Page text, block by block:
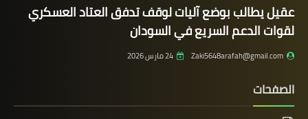
عقيل يطالب بوضع آليات لوقف تدفق العتاد العسكري
لقوات الدعم السريع في السودان
Zaki5648arafah@gmail.com 24 مارس 2026
الصفحات